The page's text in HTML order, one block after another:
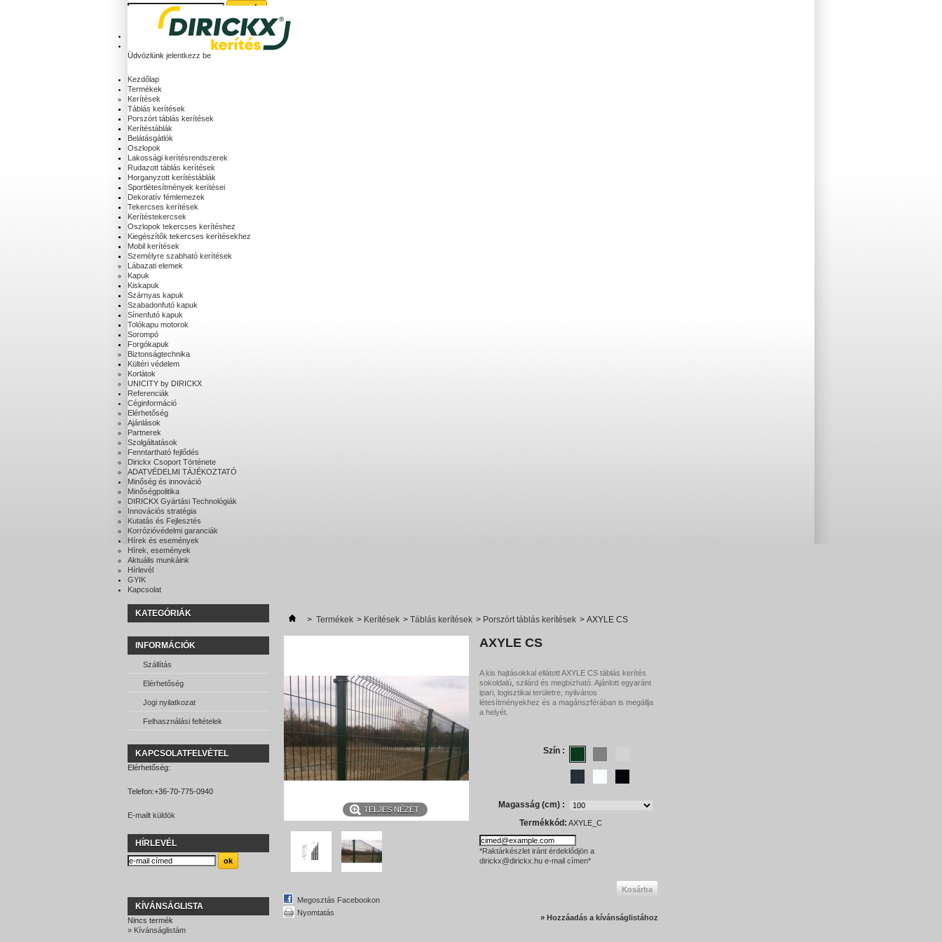
(üres)
Üdvözlünk jelentkezz be
Kezdőlap
Termékek
Kerítések
Táblás kerítések
Porszórt táblás kerítések
Kerítéstáblák
Belátásgátlók
Oszlopok
Lakossági kerítésrendszerek
Rudazott táblás kerítések
Horganyzott kerítéstáblák
Sportlétesítmények kerítései
Dekoratív fémlemezek
Tekercses kerítések
Kerítéstekercsek
Oszlopok tekercses kerítéshez
Kiegészítők tekercses kerítésekhez
Mobil kerítések
Személyre szabható kerítések
Lábazati elemek
Kapuk
Kiskapuk
Szárnyas kapuk
Szabadonfutó kapuk
Sínenfutó kapuk
Tolókapu motorok
Sorompó
Forgókapuk
Biztonságtechnika
Kültéri védelem
Korlátok
UNICITY by DIRICKX
Referenciák
Céginformáció
Elérhetőség
Ajánlások
Partnerek
Szolgáltatások
Fenntartható fejlődés
Dirickx Csoport Története
ADATVÉDELMI TÁJÉKOZTATÓ
Minőség és innováció
Minőségpolitika
DIRICKX Gyártási Technológiák
Innovációs stratégia
Kutatás és Fejlesztés
Korrózióvédelmi garanciák
Hírek és események
Hírek, események
Aktuális munkáink
Hírlevél
GYIK
Kapcsolat
KATEGÓRIÁK
INFORMÁCIÓK
Szállítás
Elérhetőség
Jogi nyilatkozat
Felhasználási feltételek
KAPCSOLATFELVÉTEL
Elérhetőség:
Telefon:+36-70-775-0940
E-mailt küldök
HÍRLEVÉL
KÍVÁNSÁGLISTA
Nincs termék
» Kívánságlistám
> Termékek > Kerítések > Táblás kerítések > Porszórt táblás kerítések > AXYLE CS
TELJES NÉZET
Megosztás Facebookon
Nyomtatás
AXYLE CS
A kis hajtásokkal ellátott AXYLE CS táblás kerítés
sokoldalú, szilárd és megbízható. Ajánlott egyaránt
ipari, logisztikai területre, nyilvános
létesítményekhez és a magánszférában is megállja
a helyét.
Szín :
Magasság (cm) :
Termékkód: AXYLE_C
*Raktárkészlet iránt érdeklődjön a
dirickx@dirickx.hu e-mail címen*
Kosárba
» Hozzáadás a kívánságlistához